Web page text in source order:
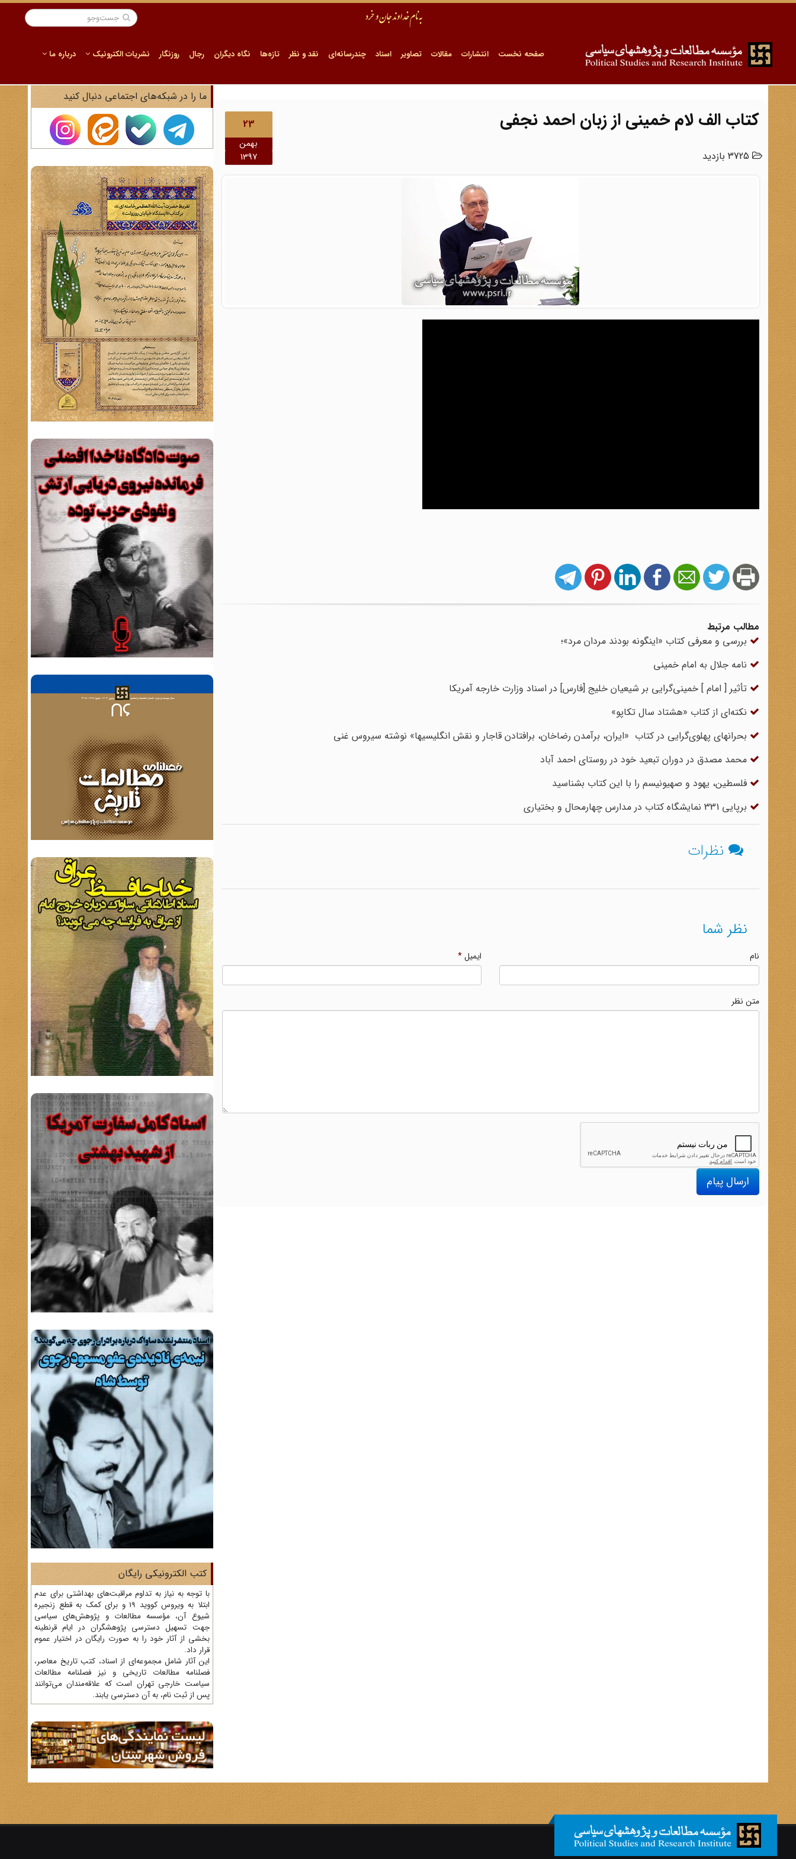
صفحه نخست انتشارات مقالات تصاویر اسناد چندرسانه‌ای نقد و نظر تازه‌ها نگاه دیگران رجال روزنگار نشریات الکترونیک درباره ما
23
بهمن
1397
کتاب الف لام خمینی از زبان احمد نجفی
مطالب مرتبط
بررسی و معرفی کتاب «اینگونه بودند مردان مرد»؛
نامه جلال به امام خمینی
تأثیر [ امام ] خمینی‌گرایی بر شیعیان خلیج [فارس] در اسناد وزارت خارجه آمریکا
نکته‌ای از کتاب «هشتاد سال تکاپو»
بحرانهای پهلوی‌گرایی در کتاب «ایران، برآمدن رضاخان، برافتادن قاجار و نقش انگلیسیها» نوشته سیروس غنی
محمد مصدق در دوران تبعید خود در روستای احمد آباد
فلسطین، یهود و صهیونیسم را با این کتاب بشناسید
برپایی 331 نمایشگاه کتاب در مدارس چهارمحال و بختیاری
نظرات
نظر شما
نام ایمیل*
متن نظر
ارسال پیام
ما را در شبکه‌های اجتماعی دنبال کنید
کتب الکترونیکی رایگان
با توجه به نیاز به تداوم مراقبت‌های بهداشتی برای عدم
ابتلا به ویروس کووید 19 و برای کمک به قطع زنجیره
شیوع آن، مؤسسه مطالعات و پژوهش‌های سیاسی
جهت تسهیل دسترسی پژوهشگران در ایام قرنطینه
بخشی از آثار خود را به صورت رایگان در اختیار عموم
قرار داد.
این آثار شامل مجموعه‌ای از اسناد، کتب تاریخ معاصر،
فصلنامه‌ مطالعات تاریخی و نیز فصلنامه مطالعات
سیاست خارجی تهران است که علاقه‌مندان می‌توانند
پس از ثبت نام، به آن دسترسی یابند.